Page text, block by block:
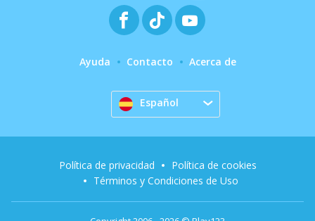
Ayuda Contacto Acerca de
Español
Política de privacidad
Política de cookies
Términos y Condiciones de Uso